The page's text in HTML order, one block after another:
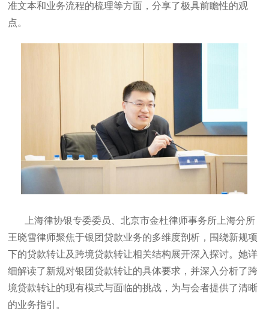
准文本和业务流程的梳理等方面，分享了极具前瞻性的观
点。
上海律协银专委委员、北京市金杜律师事务所上海分所
王晓雪律师聚焦于银团贷款业务的多维度剖析，围绕新规项
下的贷款转让及跨境贷款转让相关结构展开深入探讨。她详
细解读了新规对银团贷款转让的具体要求，并深入分析了跨
境贷款转让的现有模式与面临的挑战，为与会者提供了清晰
的业务指引。